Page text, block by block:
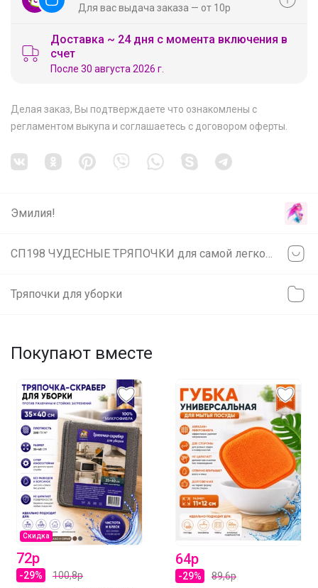
Для вас выдача заказа — от 10р
Доставка ~ 24 дня с момента включения в
счет
После 30 августа 2026 г.
Делая заказ, Вы подтверждаете что ознакомлены с
регламентом выкупа и соглашаетесь с договором оферты
Эмилия!
Тряпочки для уборки
Покупают вместе
Скидка
72р
-29%
100,8р
64р
-29%
89,6р